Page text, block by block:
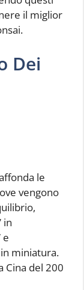
il miglior
Dei
le
vengono
in
e
miniatura.
Cina del 200